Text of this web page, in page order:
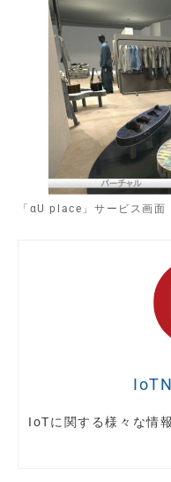
「αU place」サービス画面
IoTに関する様々な情